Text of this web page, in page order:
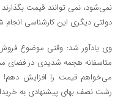
نمی‌شود، نمی توانند قیمت بگذارند
دولتی دیگری این کارشناسی
وی یادآور شد: وقتی موضوع
متاسفانه هجمه شدیدی در فضای
می‌خواهم قیمت را افزایش دهم!
رشت نصف بهای پیشنهادی به